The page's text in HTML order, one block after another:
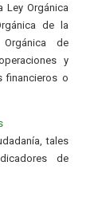
Ley Orgánica
de la
de
y
financieros o
tales
de